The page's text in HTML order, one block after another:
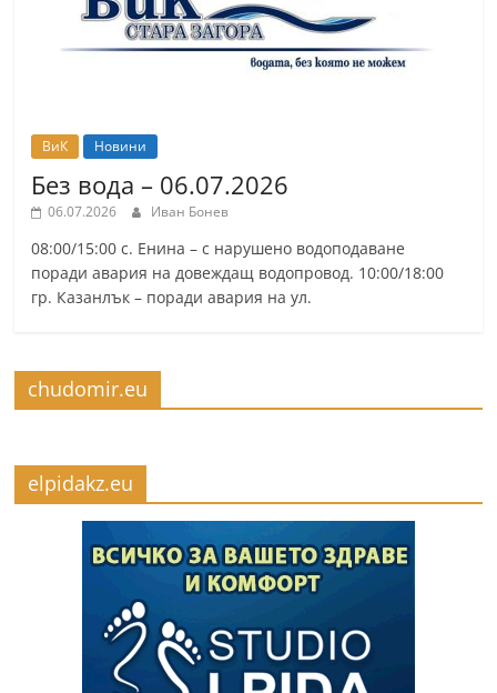
ВиК Новини
Без вода – 06.07.2026
06.07.2026 Иван Бонев
08:00/15:00 с. Енина – с нарушено водоподаване
поради авария на довеждащ водопровод. 10:00/18:00
гр. Казанлък – поради авария на ул.
chudomir.eu
elpidakz.eu